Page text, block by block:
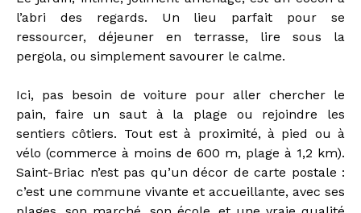
l’abri des regards. Un lieu parfait pour se
ressourcer, déjeuner en terrasse, lire sous la
pergola, ou simplement savourer le calme.
Ici, pas besoin de voiture pour aller chercher le
pain, faire un saut à la plage ou rejoindre les
sentiers côtiers. Tout est à proximité, à pied ou à
vélo (commerce à moins de 600 m, plage à 1,2 km).
Saint-Briac n’est pas qu’un décor de carte postale :
c’est une commune vivante et accueillante, avec ses